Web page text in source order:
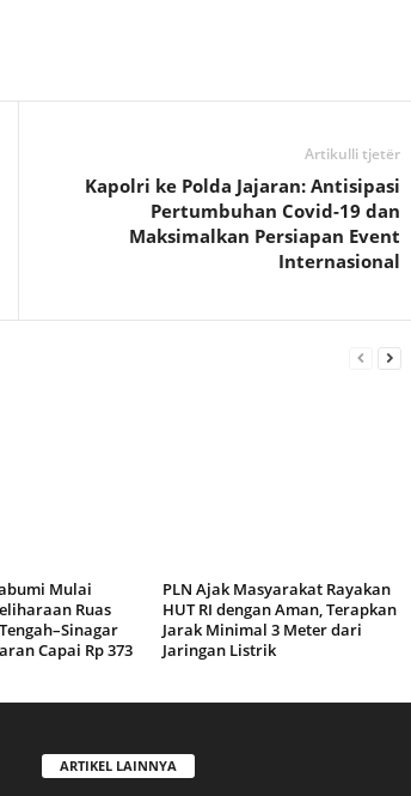
Artikulli tjetër
Kapolri ke Polda Jajaran: Antisipasi
Pertumbuhan Covid-19 dan
Maksimalkan Persiapan Event
Internasional
Mulai
Ruas
Capai Rp 373
PLN Ajak Masyarakat Rayakan
HUT RI dengan Aman, Terapkan
Jarak Minimal 3 Meter dari
Jaringan Listrik
ARTIKEL LAINNYA